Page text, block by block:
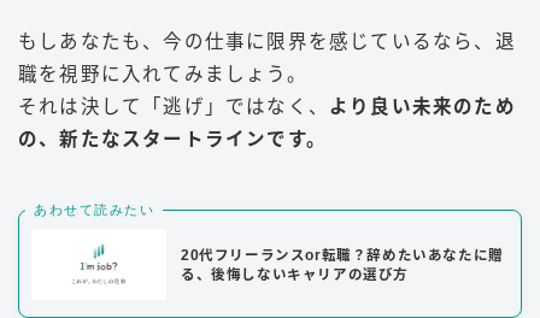
もしあなたも、今の仕事に限界を感じているなら、退
職を視野に入れてみましょう。
それは決して「逃げ」ではなく、 より良い未来のため
の、新たなスタートラインです。
あわせて読みたい
20代フリーランスor転職？辞めたいあなたに贈
る、後悔しないキャリアの選び方